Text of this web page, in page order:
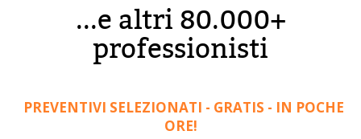
...e altri 80.000+
professionisti
PREVENTIVI SELEZIONATI - GRATIS - IN POCHE
ORE!